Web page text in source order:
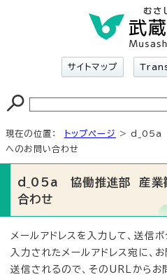
サイトマップ
現在の位置： トップページ
> d_05a
へのお問い合わせ
d_05a 協働推進部 産業
合わせ
メールアドレスを入力して、送信ボ
入力されたメールアドレス宛に、
送信されるので、そのURLからお